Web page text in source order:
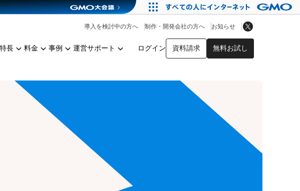
特長 料金 事例 運営サポート ログイン 資料請求 無料お試し
導入を検討中の方へ 制作・開発会社の方へ お知らせ
売 アプリストア
ミュレーション
ニティイベントCarty
チャンネル